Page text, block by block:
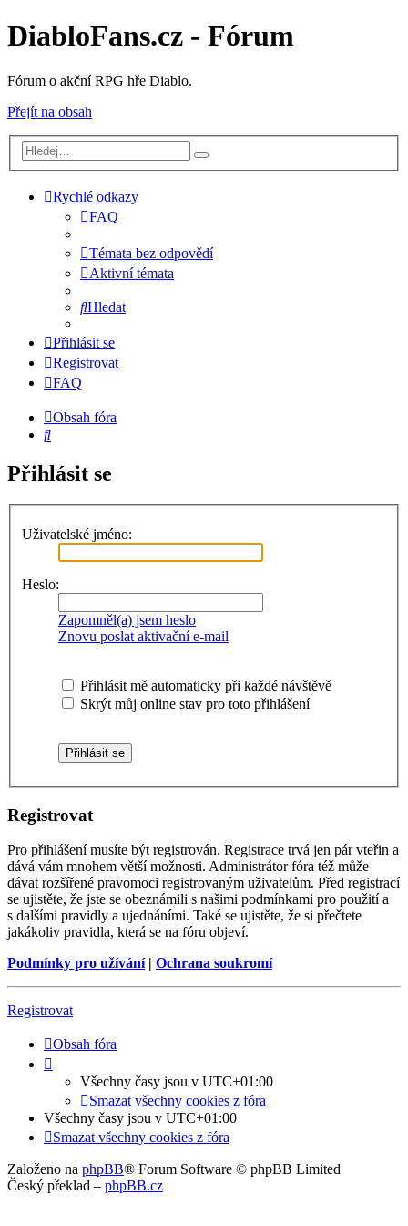
DiabloFans.cz - Fórum
Fórum o akční RPG hře Diablo.
Přejít na obsah
Rychlé odkazy
FAQ
Témata bez odpovědí
Aktivní témata
Hledat
Přihlásit se
Registrovat
FAQ
Obsah fóra
Hledat
Přihlásit se
Uživatelské jméno:
Heslo:
Zapomněl(a) jsem heslo
Znovu poslat aktivační e-mail
Přihlásit mě automaticky při každé návštěvě
Skrýt můj online stav pro toto přihlášení
Registrovat
Pro přihlášení musíte být registrován. Registrace trvá jen pár vteřin a
dává vám mnohem větší možnosti. Administrátor fóra též může
dávat rozšířené pravomoci registrovaným uživatelům. Před registrací
se ujistěte, že jste se obeznámili s našimi podmínkami pro použití a
s dalšími pravidly a ujednáními. Také se ujistěte, že si přečtete
jakákoliv pravidla, která se na fóru objeví.
Podmínky pro užívání| Ochrana soukromí
Registrovat
Obsah fóra
Všechny časy jsou v UTC+01:00
Smazat všechny cookies z fóra
Všechny časy jsou v UTC+01:00
Smazat všechny cookies z fóra
Založeno na phpBB® Forum Software © phpBB Limited
Český překlad – phpBB.cz